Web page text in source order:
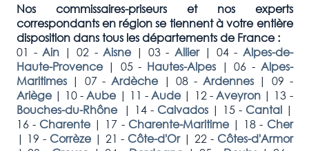
Nos commissaires-priseurs et nos experts
correspondants en région se tiennent à votre entière
disposition dans tous les départements de France :
01 - Ain| 02 - Aisne| 03 - Allier| 04 - Alpes-de-
Haute-Provence | 05 - Hautes-Alpes |06 - Alpes-
Maritimes | 07 -Ardèche |08 - Ardennes | 09 -
Ariège | 10 -Aube | 11 -Aude | 12 -Aveyron | 13 -
Bouches-du-Rhône
| 14 - Calvados | 15 - Cantal |
16 - Charente | 17 - Charente-Maritime | 18 - Cher
| 19 - Corrèze | 21 - Côte-d'Or | 22 - Côtes-d'Armor